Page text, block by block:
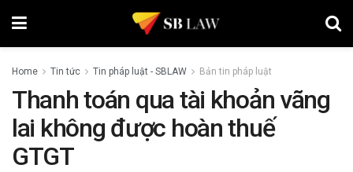
Home Tin tức Tin pháp luật - SBLAW Bản tin pháp luật
Thanh toán qua tài khoản vãng
lai không được hoàn thuế
GTGT